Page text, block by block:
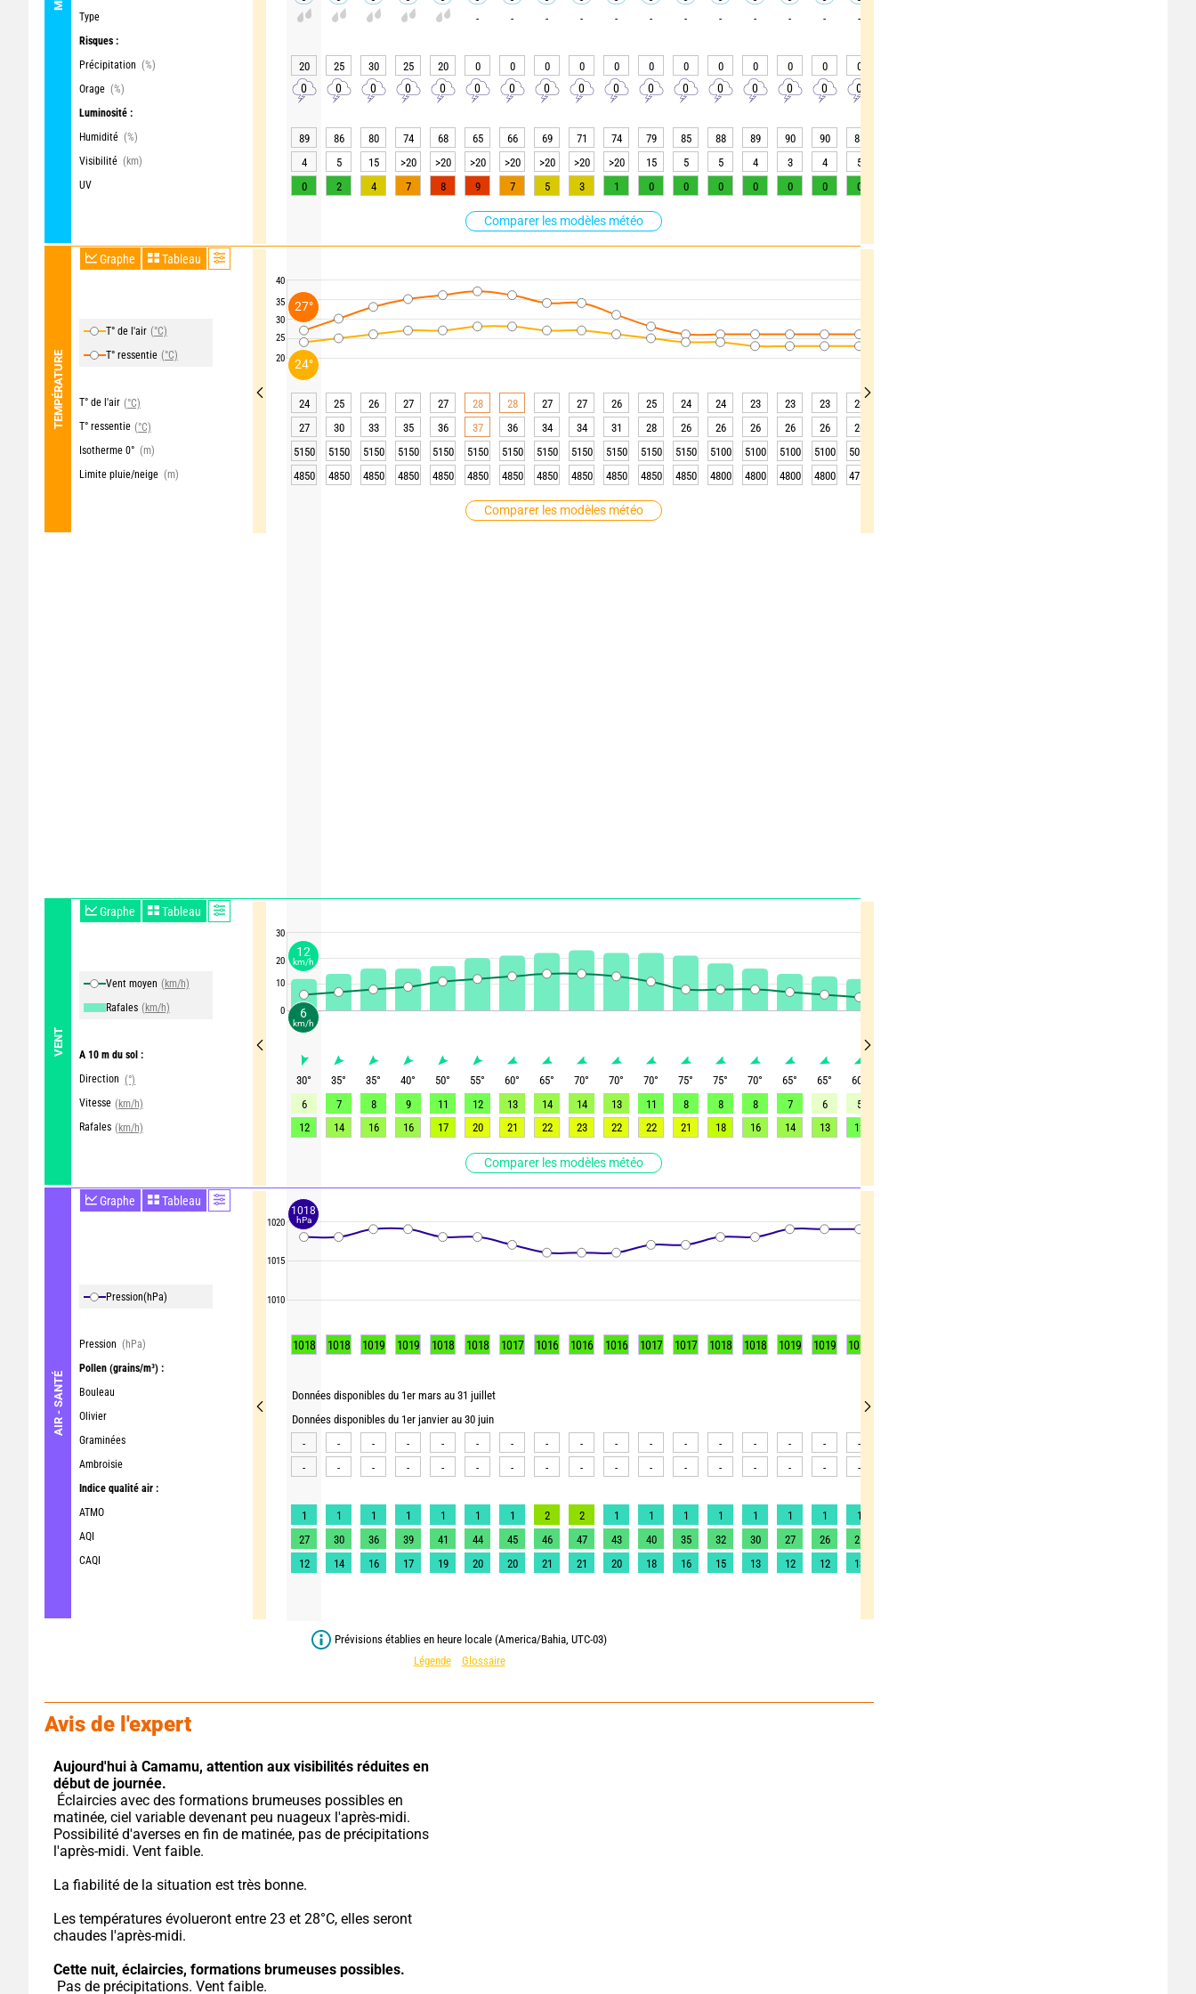
Type
Risques :
Précipitation (%)
Orage (%)
Luminosité :
Humidité (%)
Visibilité (km)
UV
Comparer les modèles météo
TEMPÉRATURE
Graphe Tableau
T° de l'air (°C)
T° ressentie (°C)
T° de l'air (°C)
T° ressentie (°C)
Isotherme 0° (m)
Limite pluie/neige (m)
Comparer les modèles météo
VENT
Graphe Tableau
Vent moyen (km/h)
Rafales (km/h)
A 10 m du sol :
Direction (°)
Vitesse (km/h)
Rafales (km/h)
Comparer les modèles météo
AIR - SANTÉ
Graphe Tableau
Pression(hPa)
Pression (hPa)
Pollen (grains/m³) :
Bouleau
Olivier
Graminées
Ambroisie
Indice qualité air :
ATMO
AQI
CAQI
40
35
30
25
20
30
20
10
0
1020
1015
1010
- - - - - - - - - - - -
20 25 30 25 20 0 0 0 0 0 0 0 0 0 0 0 0
0 0 0 0 0 0 0 0 0 0 0 0 0 0 0 0 0
89 86 80 74 68 65 66 69 71 74 79 85 88 89 90 90 88
4
5 15 >20 >20 >20 >20 >20 >20 >20 15 5 5 4 3 4 5
0
2 4 7 8 9 7 5 3 1 0 0 0 0 0 0 0
24 25 26 27 27 28 28 27 27 26 25 24 24 23 23 23 23
27
30 33 35 36 37 36 34 34 31 28 26 26 26 26 26 26
5150
5150 5150 5150 5150 5150 5150 5150 5150 5150 5150 5150 5100 5100 5100 5100 5050
4850
4850 4850 4850 4850 4850 4850 4850 4850 4850 4850 4850 4800 4800 4800 4800 4750
30° 35° 35° 40° 50° 55° 60° 65° 70° 70° 70° 75° 75° 70° 65° 65° 60
6
7 8 9 11 12 13 14 14 13 11 8 8 8 7 6 5
12
14 16 16 17 20 21 22 23 22 22 21 18 16 14 13 12
1018 1018 1019 1019 1018 1018 1017 1016 1016 1016 1017 1017 1018 1018 1019 1019 1019
Données disponibles du 1er mars au 31 juillet
Données disponibles du 1er janvier au 30 juin
-
- - - - - - - - - - - - - - - -
-
- - - - - - - - - - - - - - - -
1 1 1 1 1 1 1 2 2 1 1 1 1 1 1 1 1
27
30 36 39 41 44 45 46 47 43 40 35 32 30 27 26 25
12
14 16 17 19 20 20 21 21 20 18 16 15 13 12 12 13
Prévisions établies en heure locale (America/Bahia, UTC-03)
Légende
Glossaire
Avis de l'expert
Aujourd'hui à Camamu, attention aux visibilités réduites en
début de journée.
matinée, ciel variable devenant peu nuageux l'après-midi.
Possibilité d'averses en fin de matinée, pas de précipitations
l'après-midi. Vent faible.
La fiabilité de la situation est très bonne.
Les températures évolueront entre 23 et 28°C, elles seront
chaudes l'après-midi.
Cette nuit, éclaircies, formations brumeuses possibles.
Pas de précipitations. Vent faible.
6
km/h
12
km/h
24°
27°
1018
hPa